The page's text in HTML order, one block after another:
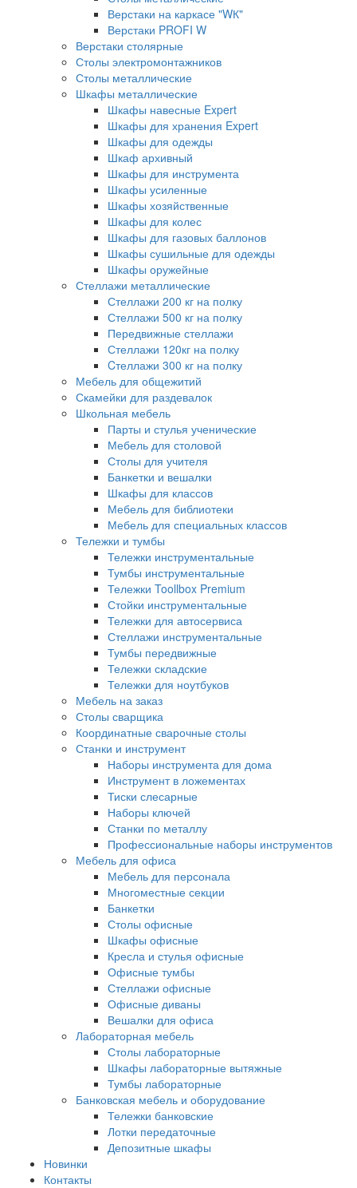
Верстаки на каркасе "WК"
Верстаки PROFI W
Верстаки столярные
Столы электромонтажников
Столы металлические
Шкафы металлические
Шкафы навесные Expert
Шкафы для хранения Expert
Шкафы для одежды
Шкаф архивный
Шкафы для инструмента
Шкафы усиленные
Шкафы хозяйственные
Шкафы для колес
Шкафы для газовых баллонов
Шкафы сушильные для одежды
Шкафы оружейные
Стеллажи металлические
Стеллажи 200 кг на полку
Стеллажи 500 кг на полку
Передвижные стеллажи
Стеллажи 120кг на полку
Cтеллажи 300 кг на полку
Мебель для общежитий
Скамейки для раздевалок
Школьная мебель
Парты и стулья ученические
Мебель для столовой
Столы для учителя
Банкетки и вешалки
Шкафы для классов
Мебель для библиотеки
Мебель для специальных классов
Тележки и тумбы
Тележки инструментальные
Тумбы инструментальные
Тележки Toollbox Premium
Стойки инструментальные
Тележки для автосервиса
Стеллажи инструментальные
Тумбы передвижные
Тележки складские
Тележки для ноутбуков
Мебель на заказ
Столы сварщика
Координатные сварочные столы
Станки и инструмент
Наборы инструмента для дома
Инструмент в ложементах
Тиски слесарные
Наборы ключей
Станки по металлу
Профессиональные наборы инструментов
Мебель для офиса
Мебель для персонала
Многоместные секции
Банкетки
Столы офисные
Шкафы офисные
Кресла и стулья офисные
Офисные тумбы
Стеллажи офисные
Офисные диваны
Вешалки для офиса
Лабораторная мебель
Столы лабораторные
Шкафы лабораторные вытяжные
Тумбы лабораторные
Банковская мебель и оборудование
Тележки банковские
Лотки передаточные
Депозитные шкафы
Новинки
Контакты